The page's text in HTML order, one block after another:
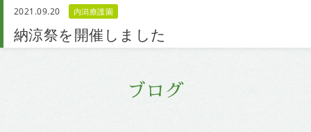
ブログ
2021.09.20 内潟療護園
納涼祭を開催しました